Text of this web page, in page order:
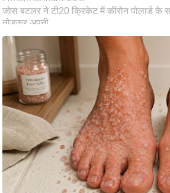
.
आ
र
आ
ई
.
चा
य
प
र
स